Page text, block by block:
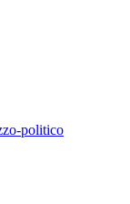
politico